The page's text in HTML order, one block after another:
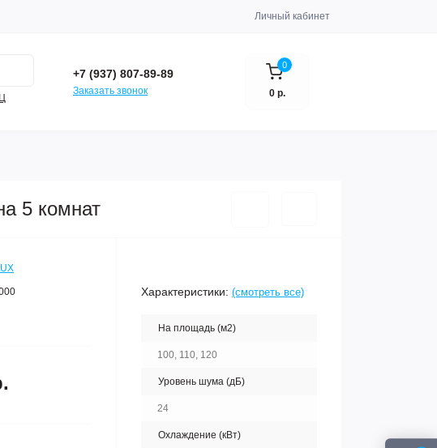
Личный кабинет
+7 (937) 807-89-89
Заказать звонок
0
0 р.
5 комнат
Характеристики: (смотреть все)
На площадь (м2)
100, 110, 120
Уровень шума (дБ)
24
Охлаждение (кВт)